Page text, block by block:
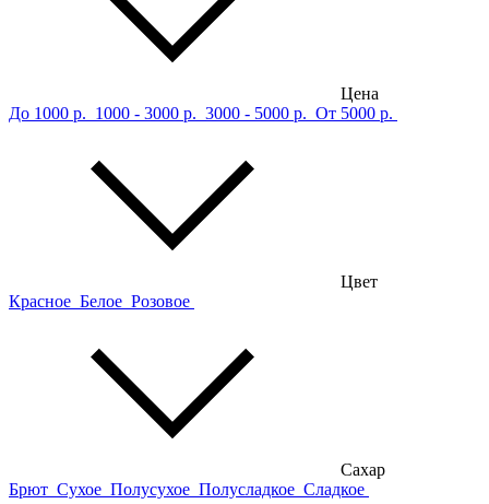
Цена
До 1000 р. 1000 - 3000 р. 3000 - 5000 р. От 5000 р.
Цвет
Красное Белое Розовое
Сахар
Брют Сухое Полусухое Полусладкое Сладкое